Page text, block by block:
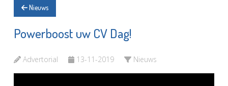
Nieuws
Powerboost uw CV Dag!
Advertorial 13-11-2019 Nieuws